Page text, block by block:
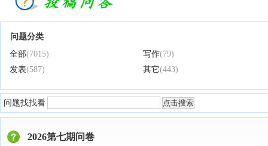
问题分类
全部(7015) 写作(79)
发表(587) 其它(443)
问题找找看
2026第七期问卷